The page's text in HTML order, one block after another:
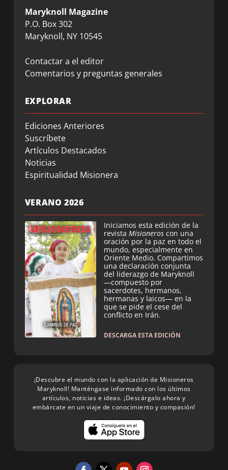
Maryknoll Magazine
P.O. Box 302
Maryknoll, NY 10545
Contactar a el editor
Comentarios y preguntas generales
EXPLORAR
Ediciones Anteriores
Suscríbete
Artículos Destacados
Noticias
Espiritualidad Misionera
VERANO 2026
Iniciamos esta edición de la
revista Misioneros con una
oración por la paz en todo el
mundo, especialmente en
Oriente Medio. Compartimos
una declaración conjunta
del liderazgo de Maryknoll
—compuesto por
sacerdotes, hermanos,
hermanas y laicos— en la
que se pide el cese del
conflicto en Irán.
DESCARGA ESTA EDICIÓN
¡Descubre el mundo con la aplicación de Misioneros
Maryknoll! Manténgase informado con los últimos
artículos, noticias e ideas. ¡Descárgalo ahora y
embárcate en un viaje de conocimiento y compasión!